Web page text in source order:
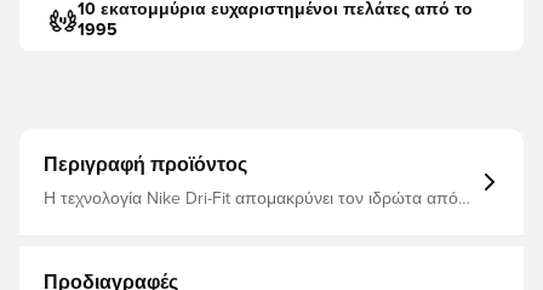
10 εκατομμύρια ευχαριστημένοι πελάτες από το
1995
Περιγραφή προϊόντος
Η τεχνολογία Nike Dri-Fit απομακρύνει τον ιδρώτα από
Προδιαγραφές